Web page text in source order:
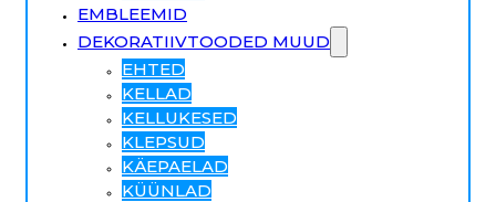
EMBLEEMID
DEKORATIIVTOODED MUUD
EHTED
KELLAD
KELLUKESED
KLEPSUD
KÄEPAELAD
KÜÜNLAD